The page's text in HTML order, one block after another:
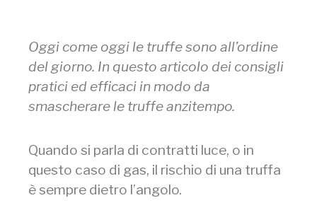
Oggi come oggi le truffe sono all’ordine
del giorno. In questo articolo dei consigli
pratici ed efficaci in modo da
smascherare le truffe anzitempo.
Quando si parla di contratti luce, o in
questo caso di gas, il rischio di una truffa
è sempre dietro l’angolo.